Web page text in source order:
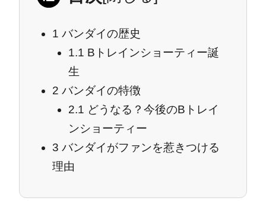
1 バンダイの歴史
1.1 Bトレインショーティー誕
生
2 バンダイの特徴
2.1 どうなる？今後のBトレイ
ンショーティー
3 バンダイがファンを惹きつける
理由